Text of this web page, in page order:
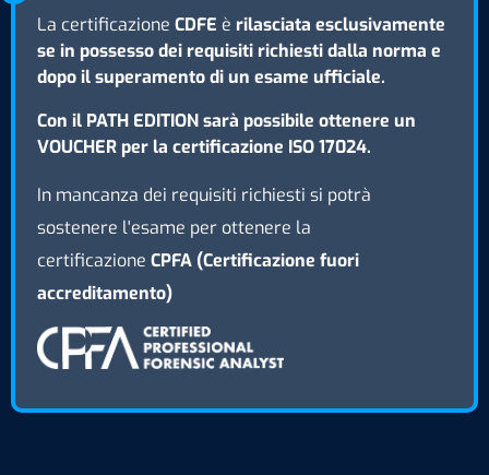
La certificazione CDFE è rilasciata esclusivamente
se in possesso dei requisiti richiesti dalla norma e
dopo il superamento di un esame ufficiale.
Con il PATH EDITION sarà possibile ottenere un
VOUCHER per la certificazione ISO 17024.
In mancanza dei requisiti richiesti si potrà
sostenere l'esame per ottenere la
certificazione CPFA (Certificazione fuori
accreditamento)